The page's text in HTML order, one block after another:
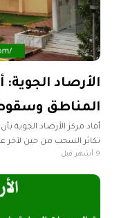
الأرصاد
المناطق
أفاد مركز الأرصاد الجوية
تكاثر السحب من حين لآخر
متفرقة خاصةً على الشمال
9 أشهر قبل